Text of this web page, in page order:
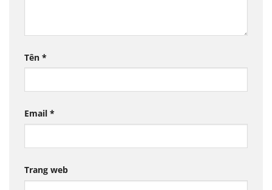
Tên *
Email *
Trang web